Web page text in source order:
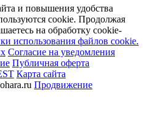
и повышения удобства
cookie. Продолжая
на обработку cookie-
использования файлов cookie.
Согласие на уведомления
Публичная оферта
Карта сайта
Продвижение